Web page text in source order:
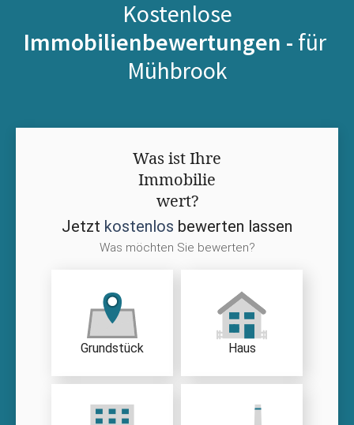
Kostenlose
Immobilienbewertungen - für
Mühbrook
Was ist Ihre
Immobilie
wert?
Jetzt kostenlos bewerten lassen
Was möchten Sie bewerten?
Grundstück Haus